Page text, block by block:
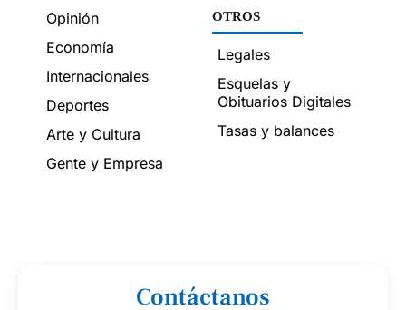
Opinión
Economía
Internacionales
Deportes
Arte y Cultura
Gente y Empresa
OTROS
Legales
Esquelas y
Obituarios Digitales
Tasas y balances
Contáctanos